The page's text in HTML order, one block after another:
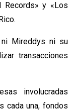
Records» y «Los
Mireddys ni su
transacciones
involucradas
cada una, fondos